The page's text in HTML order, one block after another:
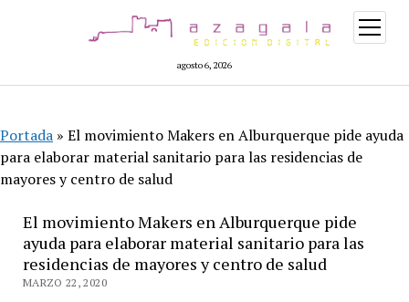
agosto 6, 2026
abrir
menú
Portada » El movimiento Makers en Alburquerque pide ayuda
para elaborar material sanitario para las residencias de
mayores y centro de salud
El movimiento Makers en Alburquerque pide
ayuda para elaborar material sanitario para las
residencias de mayores y centro de salud
MARZO 22, 2020